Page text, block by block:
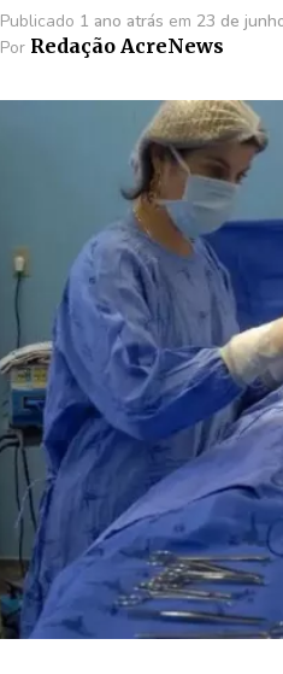
Publicado 1 ano atrás em 23 de
Por Redação AcreNews